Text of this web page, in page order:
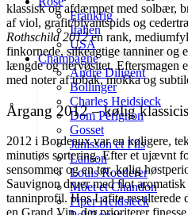
Frankrig
Italien
USA
Champagne
André Diligent
Bollinger
Charles Heidsieck
Dom Pérignon
Gosset
Janisson et Fils
Lanson
Louis Roederer
Móet et Chandon
Piper Heidsieck
klassisk og afdæmpet med solbær,
af viol, grafit/blyantspids og
Rothschild 2012en rank,
finkornede, silkeagtige tanniner og
længde og nervøsitet. Eftersmagen
med noter af tobak, mokka og
Årgang 2012 – kølig
2012 i Bordeaux var en køligere,
minutiøs sortering. Efter et ujævnt
sensommer og en tør, kølig
Sauvignon druer med flot
tanninprofil. Hos Lafite resulterede